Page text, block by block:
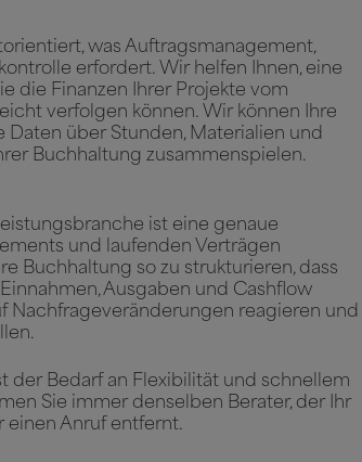
was Auftragsmanagement,
erfordert. Wir helfen Ihnen, eine
die Finanzen Ihrer Projekte vom
verfolgen können. Wir können Ihre
Daten über Stunden, Materialien und
Buchhaltung zusammenspielen.
ist eine genaue
und laufenden Verträgen
Buchhaltung so zu strukturieren, dass
Ausgaben und Cashflow
Nachfrageveränderungen reagieren und
der Bedarf an Flexibilität und schnellem
Sie immer denselben Berater, der Ihr
einen Anruf entfernt.